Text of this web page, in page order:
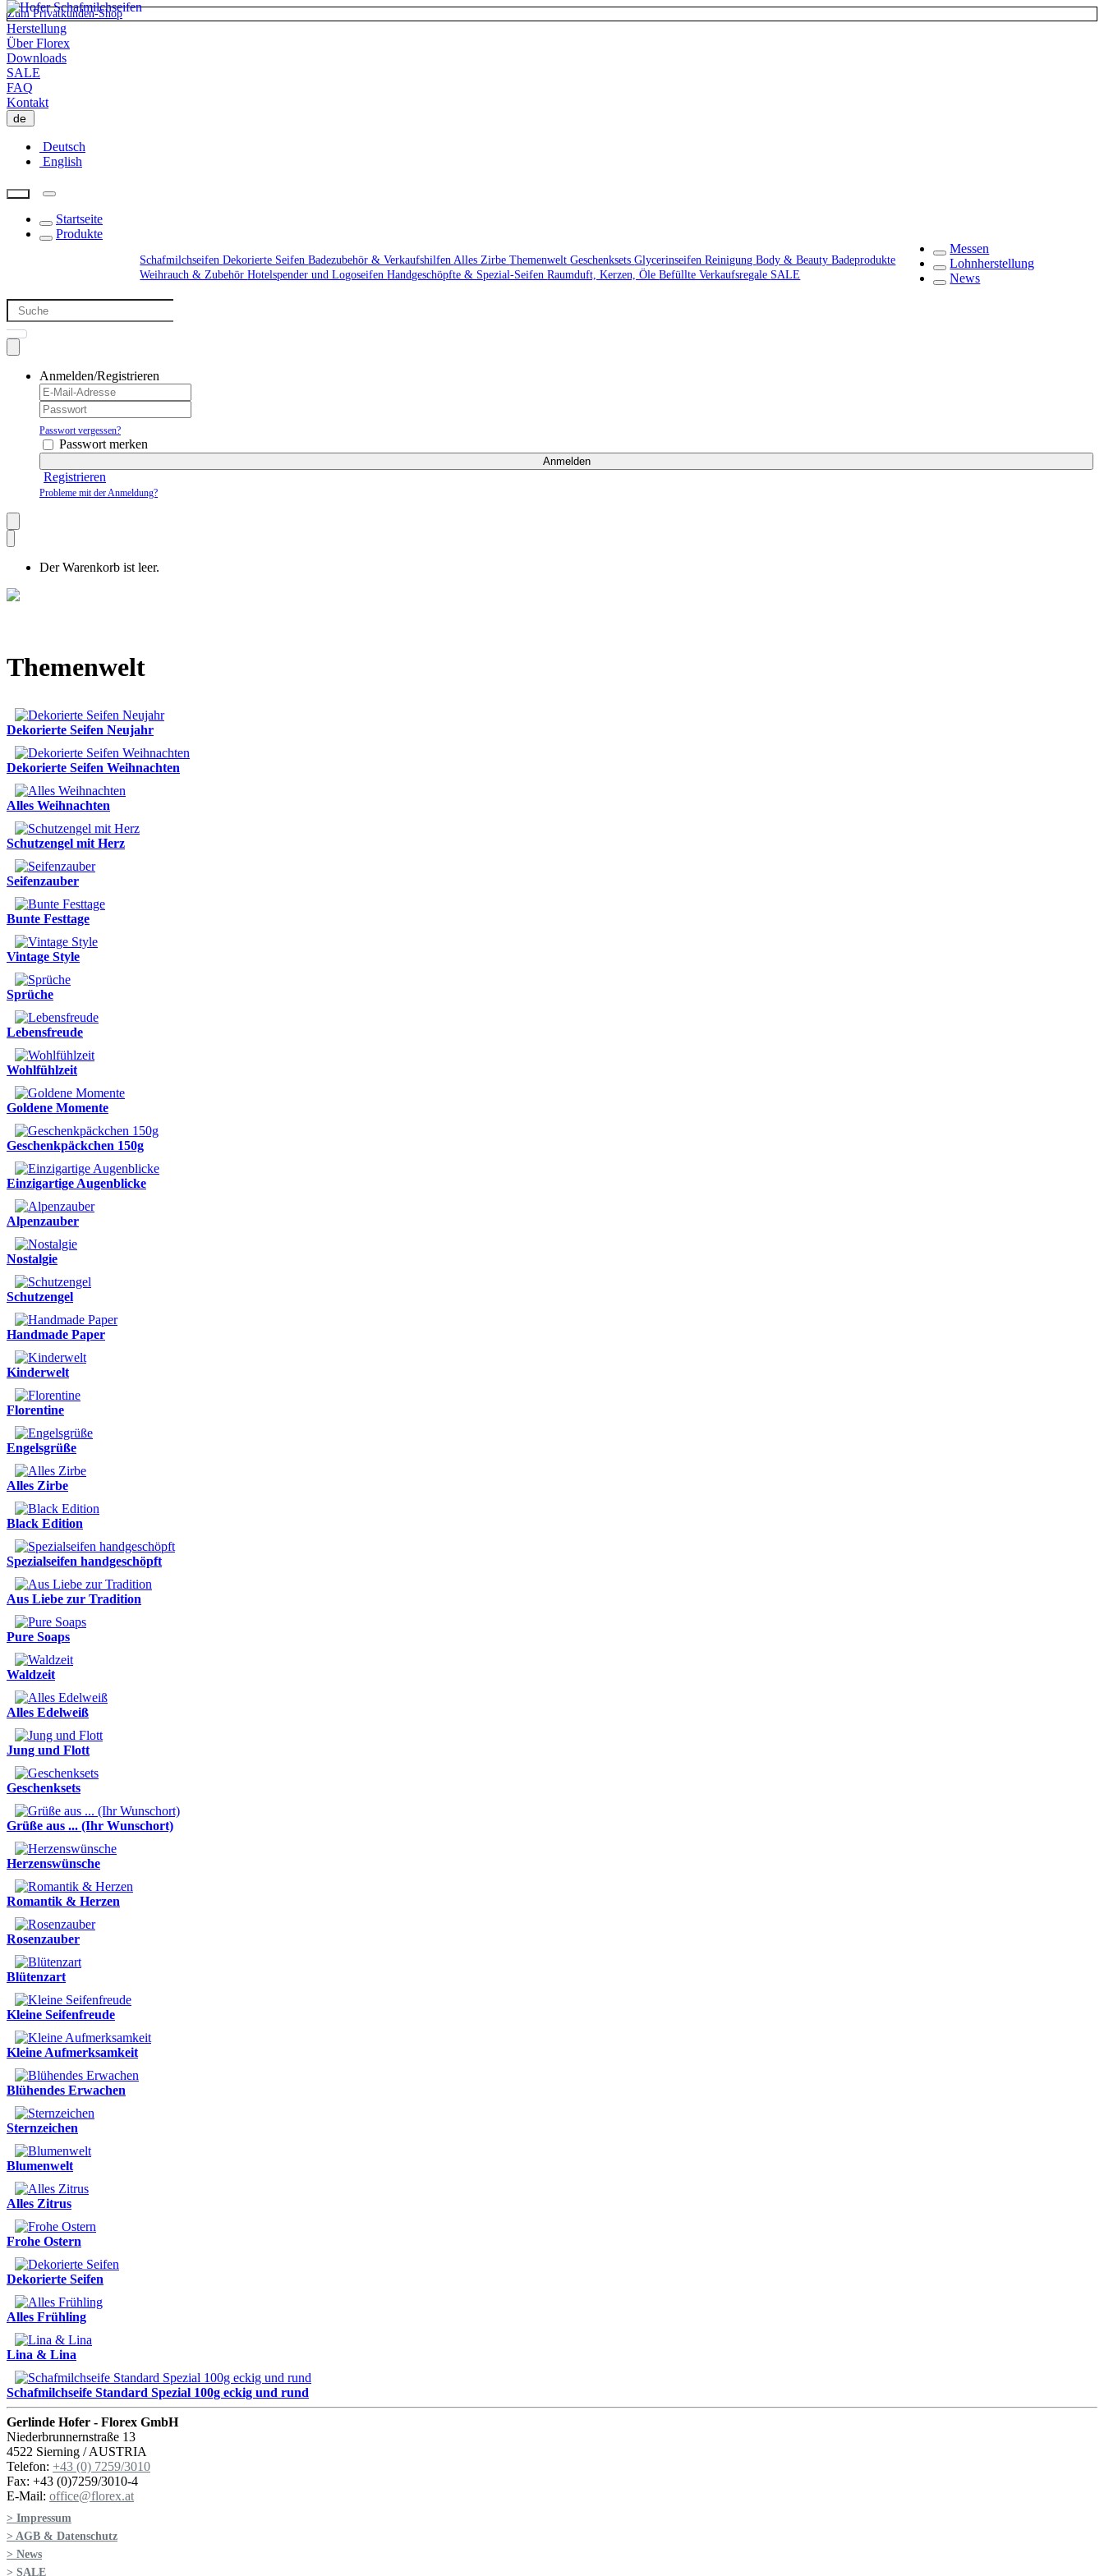
Zum Privatkunden-Shop
Herstellung
Über Florex
Downloads
SALE
FAQ
Kontakt
de
Deutsch
English
Startseite
Produkte
SchafmilchseifenDekorierte SeifenBadezubehör & Verkaufshilfen Alles ZirbeThemenweltGeschenksetsGlycerinseifenReinigungBody & BeautyBadeprodukte
Weihrauch & ZubehörHotelspender und LogoseifenHandgeschöpfte & Spezial-SeifenRaumduft, Kerzen, ÖleBefüllte Verkaufsregale SALE
Messen
Lohnherstellung
News
Anmelden/Registrieren
Passwort vergessen?
Passwort merken
Anmelden
Registrieren
Probleme mit der Anmeldung?
Der Warenkorb ist leer.
Themenwelt
Dekorierte Seifen Neujahr
Dekorierte Seifen Weihnachten
Alles Weihnachten
Schutzengel mit Herz
Seifenzauber
Bunte Festtage
Vintage Style
Sprüche
Lebensfreude
Wohlfühlzeit
Goldene Momente
Geschenkpäckchen 150g
Einzigartige Augenblicke
Alpenzauber
Nostalgie
Schutzengel
Handmade Paper
Kinderwelt
Florentine
Engelsgrüße
Alles Zirbe
Black Edition
Spezialseifen handgeschöpft
Aus Liebe zur Tradition
Pure Soaps
Waldzeit
Alles Edelweiß
Jung und Flott
Geschenksets
Grüße aus ... (Ihr Wunschort)
Herzenswünsche
Romantik & Herzen
Rosenzauber
Blütenzart
Kleine Seifenfreude
Kleine Aufmerksamkeit
Blühendes Erwachen
Sternzeichen
Blumenwelt
Alles Zitrus
Frohe Ostern
Dekorierte Seifen
Alles Frühling
Lina & Lina
Schafmilchseife Standard Spezial 100g eckig und rund
Gerlinde Hofer - Florex GmbH
Niederbrunnernstraße 13
4522 Sierning / AUSTRIA
Telefon: +43 (0) 7259/3010
Fax: +43 (0)7259/3010-4
E-Mail: office@florex.at
> Impressum
> AGB & Datenschutz
> News
> SALE